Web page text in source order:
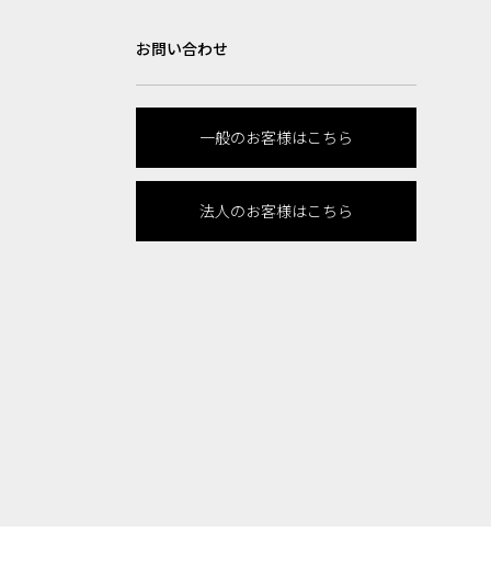
お問い合わせ
一般のお客様はこちら
法人のお客様はこちら